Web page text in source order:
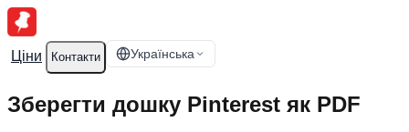
Ціни Контакти Українська
Зберегти дошку Pinterest як PDF